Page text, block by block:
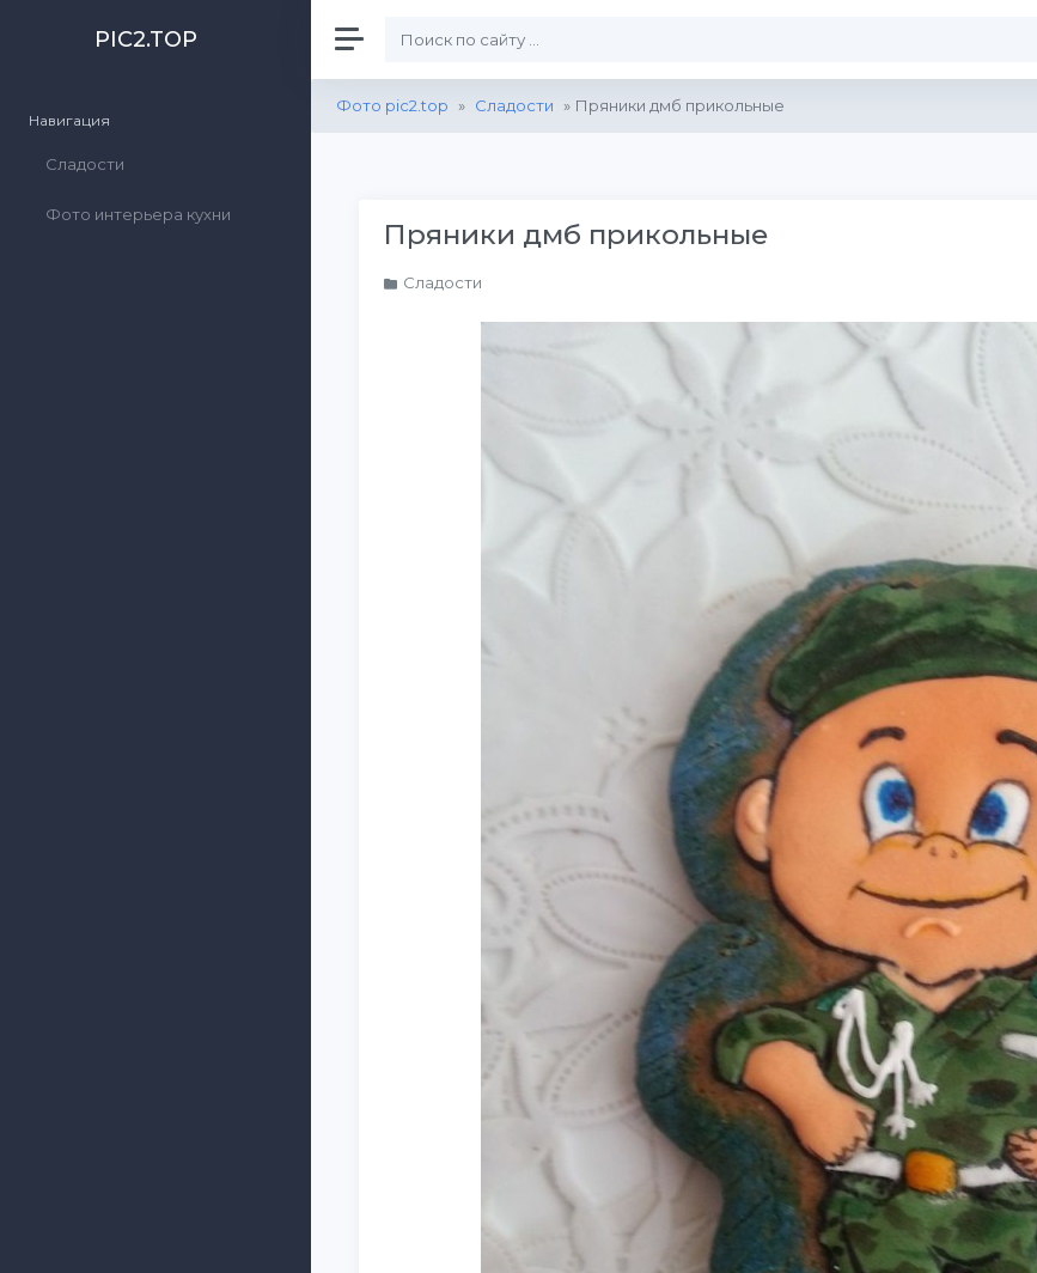
PIC2.TOP
Навигация
Сладости
Фото интерьера кухни
Фото pic2.top » Сладости » Пряники дмб прикольные
Пряники дмб прикольные
Сладости